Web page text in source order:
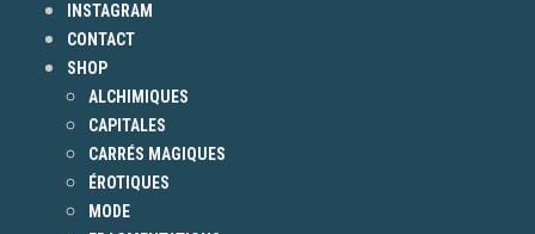
INSTAGRAM
CONTACT
SHOP
ALCHIMIQUES
CAPITALES
CARRÉS MAGIQUES
ÉROTIQUES
MODE